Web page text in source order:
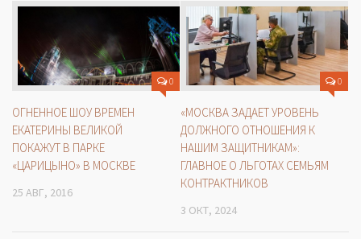
0
ОГНЕННОЕ ШОУ ВРЕМЕН
ЕКАТЕРИНЫ ВЕЛИКОЙ
ПОКАЖУТ В ПАРКЕ
«ЦАРИЦЫНО» В МОСКВЕ
25 АВГ, 2016
0
«МОСКВА ЗАДАЕТ УРОВЕНЬ
ДОЛЖНОГО ОТНОШЕНИЯ К
НАШИМ ЗАЩИТНИКАМ»:
ГЛАВНОЕ О ЛЬГОТАХ СЕМЬЯМ
КОНТРАКТНИКОВ
3 ОКТ, 2024